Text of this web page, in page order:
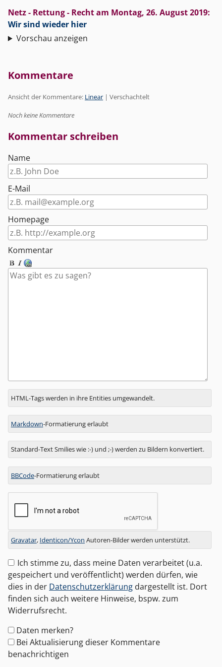
Netz - Rettung - Rechtam Montag, 26. August 2019:
Wir sind wieder hier
Vorschau anzeigen
Kommentare
Ansicht der Kommentare: Linear | Verschachtelt
Noch keine Kommentare
Kommentar schreiben
Name
E-Mail
Homepage
Kommentar
Antwort
zu
HTML-Tags werden in ihre Entities umgewandelt.
Markdown-Formatierung erlaubt
Standard-Text Smilies wie :-) und ;-) werden zu Bildern konvertiert.
BBCode-Formatierung erlaubt
Gravatar, Identicon/Ycon Autoren-Bilder werden unterstützt.
Ich stimme zu, dass meine Daten verarbeitet (u.a.
gespeichert und veröffentlicht) werden dürfen, wie
dies in der Datenschutzerklärung dargestellt ist. Dort
finden sich auch weitere Hinweise, bspw. zum
Widerrufsrecht.
Formular-
Optionen
Daten merken?
Bei Aktualisierung dieser Kommentare
benachrichtigen